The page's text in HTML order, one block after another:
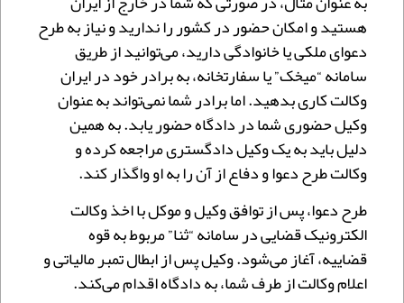
هستید و امکان حضور در کشور را ندارید و نیاز به طرح
دعوای ملکی یا خانوادگی دارید، می‌توانید از طریق
سامانه “میخک” یا سفارتخانه، به برادر خود در ایران
وکالت کاری بدهید. اما برادر شما نمی‌تواند به عنوان
وکیل حضوری شما در دادگاه حضور یابد. به همین
دلیل باید به یک وکیل دادگستری مراجعه کرده و
وکالت طرح دعوا و دفاع از آن را به او واگذار کند.
طرح دعوا، پس از توافق وکیل و موکل با اخذ وکالت
الکترونیک قضایی در سامانه “ثنا” مربوط به قوه
قضاییه، آغاز می‌شود. وکیل پس از ابطال تمبر مالیاتی و
اعلام وکالت از طرف شما، به دادگاه اقدام می‌کند.